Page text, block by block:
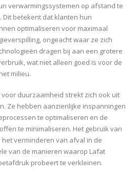
verwarmingssystemen op afstand te
betekent dat klanten hun
optimaliseren voor maximaal
ongeacht waar ze zich
dragen bij aan een grotere
wat niet alleen goed is voor de
milieu.
voor duurzaamheid strekt zich ook uit
Ze hebben aanzienlijke inspanningen
te optimaliseren en de
te minimaliseren. Het gebruik van
verminderen van afval in de
van de manieren waarop Lafat
probeert te verkleinen.